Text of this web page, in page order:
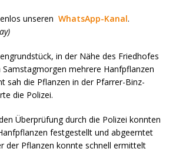
unseren WhatsApp-Kanal.
in der Nähe des Friedhofes
mehrere Hanfpflanzen
sah die Pflanzen in der Pfarrer-Binz-
die Polizei.
Überprüfung durch die Polizei konnten
festgestellt und abgeerntet
der Pflanzen konnte schnell ermittelt